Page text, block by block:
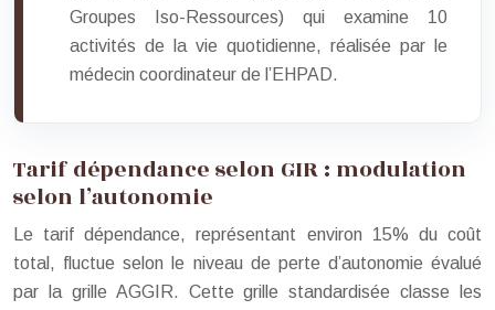
Groupes Iso-Ressources) qui examine 10
activités de la vie quotidienne, réalisée par le
médecin coordinateur de l’EHPAD.
Tarif dépendance selon GIR : modulation
selon l’autonomie
Le tarif dépendance, représentant environ 15% du coût
total, fluctue selon le niveau de perte d’autonomie évalué
par la grille AGGIR. Cette grille standardisée classe les